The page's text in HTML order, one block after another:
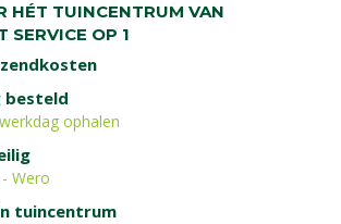
HÉT TUINCENTRUM VAN
SERVICE OP 1
besteld
ophalen
Wero
tuincentrum